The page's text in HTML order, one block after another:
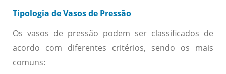
Tipologia de Vasos de Pressão
Os vasos de pressão podem ser classificados de
acordo com diferentes critérios, sendo os mais
comuns: